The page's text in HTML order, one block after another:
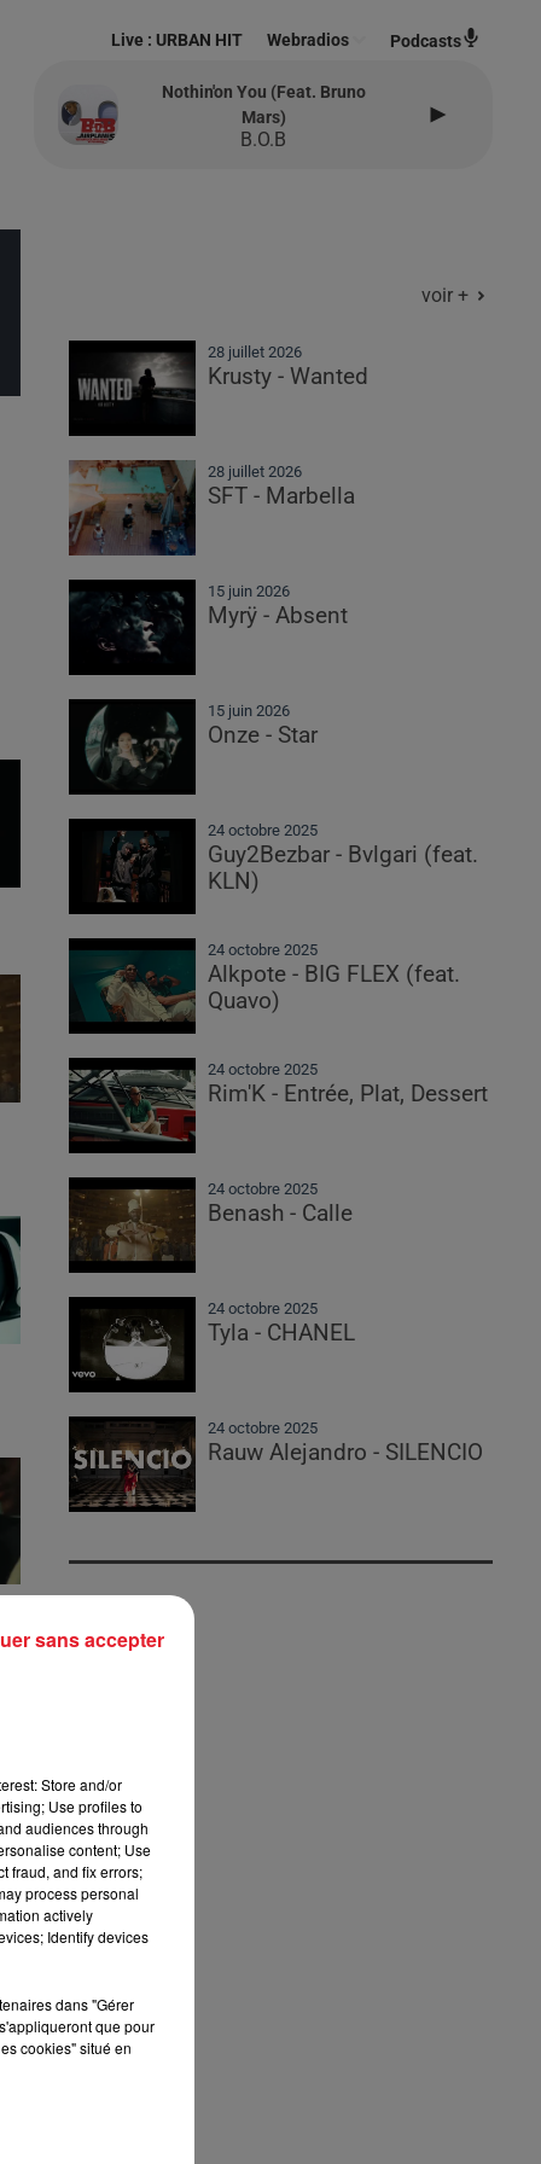
Live : URBAN HIT Webradios Podcasts
Nothin'on You (feat. Bruno
Mars)
B.o.b
voir +
28 juillet 2026
Krusty - Wanted
28 juillet 2026
SFT - Marbella
15 juin 2026
Myrÿ - Absent
15 juin 2026
Onze - Star
24 octobre 2025
Guy2Bezbar - Bvlgari (feat.
KLN)
24 octobre 2025
Alkpote - BIG FLEX (feat.
Quavo)
24 octobre 2025
Rim'K - Entrée, Plat, Dessert
24 octobre 2025
Benash - Calle
24 octobre 2025
Tyla - CHANEL
24 octobre 2025
Rauw Alejandro - SILENCIO
Store and/or
Use profiles to
audiences through
content; Use
fraud, and fix errors;
process personal
actively
Identify devices
dans "Gérer
que pour
cookies" situé en
sans accepter